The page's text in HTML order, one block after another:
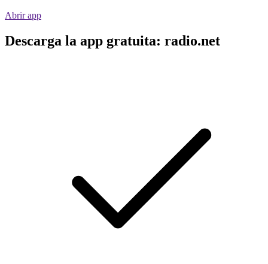
Abrir app
Descarga la app gratuita: radio.net